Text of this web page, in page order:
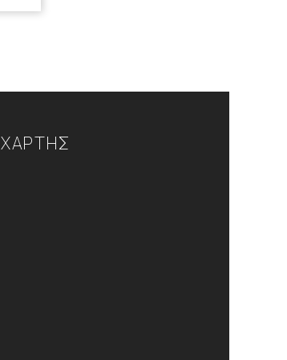
ΧΑΡΤΗΣ